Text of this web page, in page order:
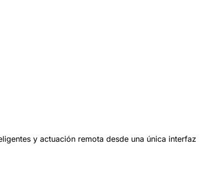
y actuación remota desde una única interfaz